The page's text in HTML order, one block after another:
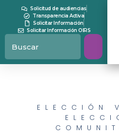
Solicitud de audiencias
Transparencia Activa
Solicitar Información
Solicitar Información OIRS
ELECCIÓN